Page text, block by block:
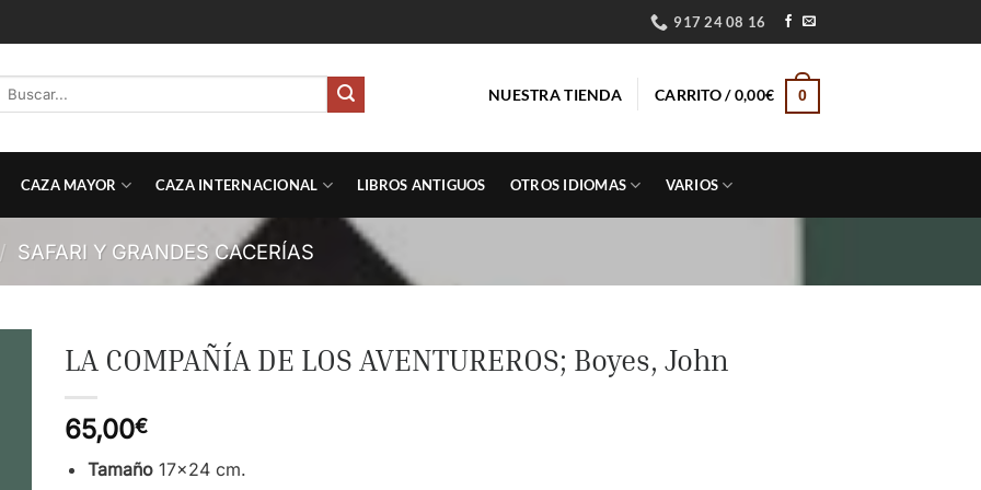
917 24 08 16
Buscar
NUESTRA TIENDA CARRITO /0,00€ 0
CAZA MAYOR CAZA INTERNACIONAL LIBROS ANTIGUOS OTROS IDIOMAS VARIOS
/ SAFARI Y GRANDES CACERÍAS
LA COMPAÑÍA DE LOS AVENTUREROS; Boyes, John
65,00€
Tamaño17×24 cm.